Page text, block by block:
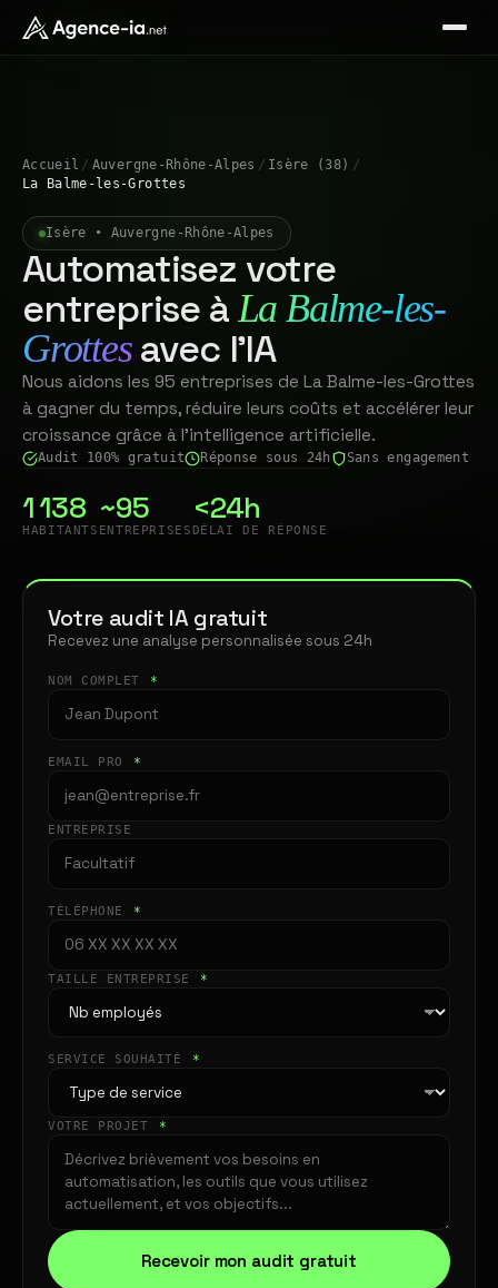
Accueil / Auvergne-Rhône-Alpes / Isère (38) /
La Balme-les-Grottes
Isère • Auvergne-Rhône-Alpes
Automatisez votre
entreprise à La Balme-les-
Grottesavec l'IA
Nous aidons les 95 entreprises de La Balme-les-Grottes
à gagner du temps, réduire leurs coûts et accélérer leur
croissance grâce à l'intelligence artificielle.
Audit 100% gratuit Réponse sous 24h Sans engagement
1 138
HABITANTS
~95
ENTREPRISES
<24h
DÉLAI DE RÉPONSE
Votre audit IA gratuit
Recevez une analyse personnalisée sous 24h
NOM COMPLET *
EMAIL PRO *
ENTREPRISE
TÉLÉPHONE *
TAILLE ENTREPRISE *
SERVICE SOUHAITÉ *
VOTRE PROJET *
Recevoir mon audit gratuit